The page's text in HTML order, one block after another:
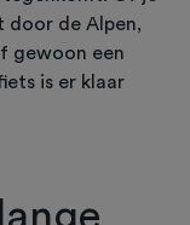
door de Alpen,
gewoon een
is er klaar